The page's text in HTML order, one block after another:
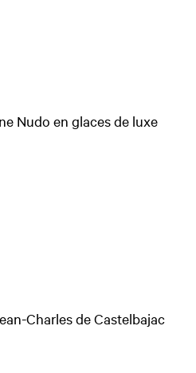
Nudo en glaces de luxe
Charles de Castelbajac